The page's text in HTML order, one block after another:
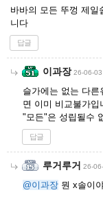
바바의 모든 뚜껑 제일
니다
답글
이과장 26-06-
슬가에는 없는 다
면 이미 비교불가입
"모든"은 성립될수
답글
루거루거 26-
@이과장 뭔 x솔이